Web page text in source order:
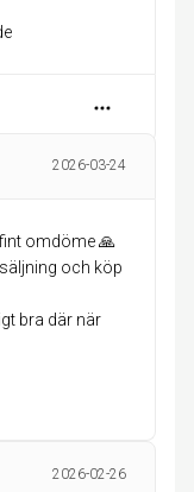
2026-03-24
omdöme 🙏
och köp
bra där när
2026-02-26